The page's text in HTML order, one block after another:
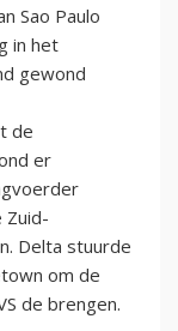
Sao Paulo
in het
gewond
de
er
Zuid-
Delta stuurde
om de
de brengen.